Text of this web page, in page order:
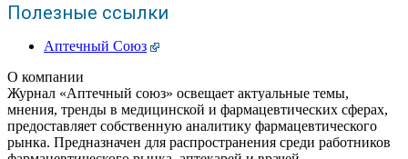
Полезные ссылки
Аптечный Союз
О компании
Журнал «Аптечный союз» освещает актуальные темы,
мнения, тренды в медицинской и фармацевтических сферах,
предоставляет собственную аналитику фармацевтического
рынка. Предназначен для распространения среди работников